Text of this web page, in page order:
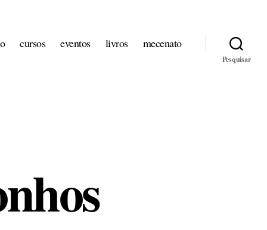
cursos eventos livros mecenato
Pesquisar